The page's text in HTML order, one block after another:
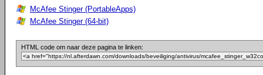
McAfee Stinger (PortableApps)
McAfee Stinger (64-bit)
HTML code om naar deze pagina te linken: